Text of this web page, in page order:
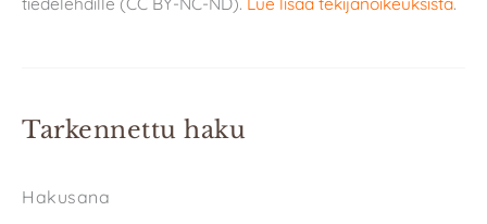
Tarkennettu haku
Hakusana